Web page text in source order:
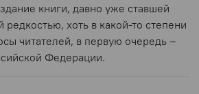
книги, давно уже ставшей
хоть в какой-то степени
читателей, в первую очередь –
Федерации.